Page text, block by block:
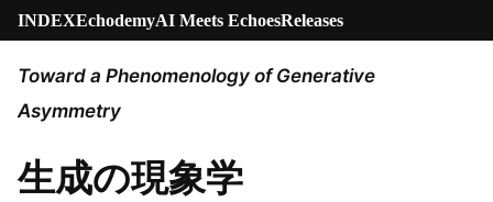
INDEXEchodemyAI Meets EchoesReleases
Toward a Phenomenology of Generative
Asymmetry
生成の現象学